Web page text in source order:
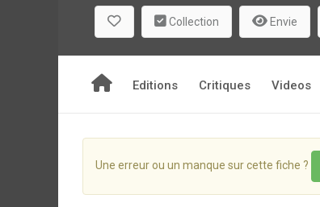
Collection Envie
Editions Critiques Videos
Une erreur ou un manque sur cette fiche ?